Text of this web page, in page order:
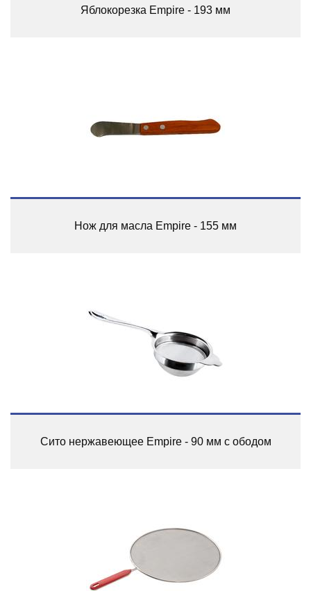
Яблокорезка Empire - 193 мм
Нож для масла Empire - 155 мм
Сито нержавеющее Empire - 90 мм с ободом